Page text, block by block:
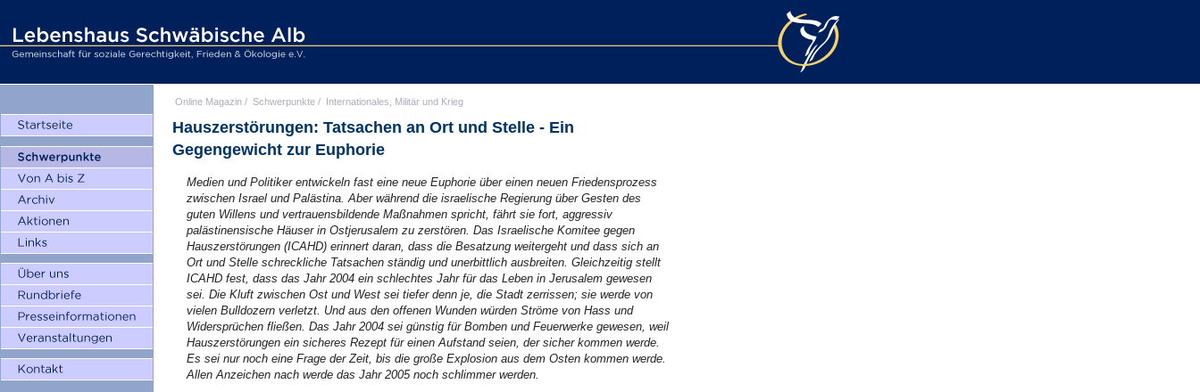
Online Magazin / Schwerpunkte / Internationales, Militär und Krieg
Hauszerstörungen: Tatsachen an Ort und Stelle - Ein
Gegengewicht zur Euphorie
Medien und Politiker entwickeln fast eine neue Euphorie über einen neuen Friedensprozess
zwischen Israel und Palästina. Aber während die israelische Regierung über Gesten des
guten Willens und vertrauensbildende Maßnahmen spricht, fährt sie fort, aggressiv
palästinensische Häuser in Ostjerusalem zu zerstören. Das Israelische Komitee gegen
Hauszerstörungen (ICAHD) erinnert daran, dass die Besatzung weitergeht und dass sich an
Ort und Stelle schreckliche Tatsachen ständig und unerbittlich ausbreiten. Gleichzeitig stellt
ICAHD fest, dass das Jahr 2004 ein schlechtes Jahr für das Leben in Jerusalem gewesen
sei. Die Kluft zwischen Ost und West sei tiefer denn je, die Stadt zerrissen; sie werde von
vielen Bulldozern verletzt. Und aus den offenen Wunden würden Ströme von Hass und
Widersprüchen fließen. Das Jahr 2004 sei günstig für Bomben und Feuerwerke gewesen, weil
Hauszerstörungen ein sicheres Rezept für einen Aufstand seien, der sicher kommen werde.
Es sei nur noch eine Frage der Zeit, bis die große Explosion aus dem Osten kommen werde.
Allen Anzeichen nach werde das Jahr 2005 noch schlimmer werden.